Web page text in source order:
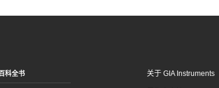
科全书 关于 GIA Instruments